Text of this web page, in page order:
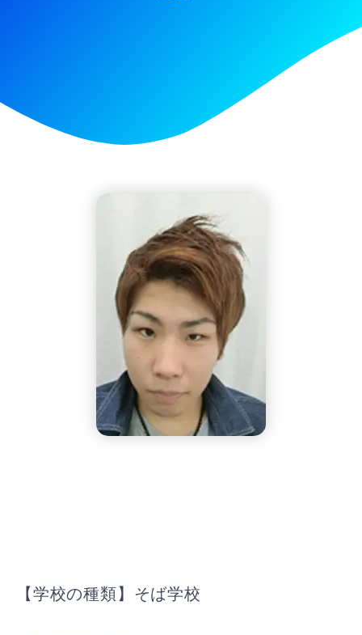
【学校の種類】そば学校